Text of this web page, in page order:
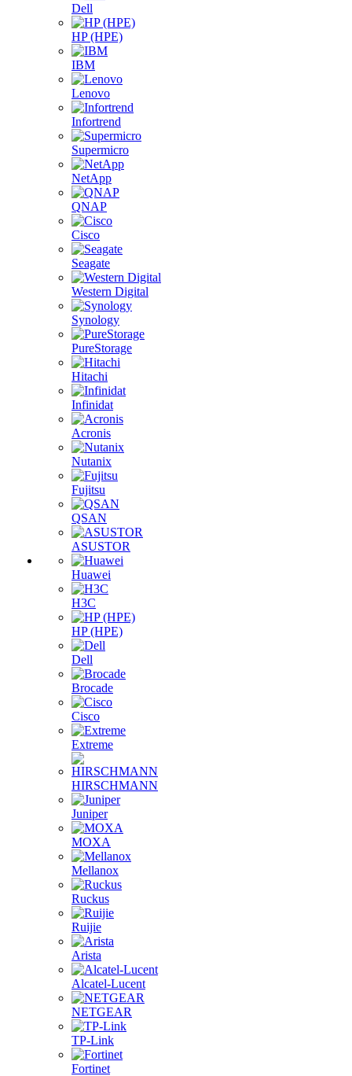
Dell
HP (HPE)
IBM
Lenovo
Infortrend
Supermicro
NetApp
QNAP
Cisco
Seagate
Western Digital
Synology
PureStorage
Hitachi
Infinidat
Acronis
Nutanix
Fujitsu
QSAN
ASUSTOR
Huawei
H3C
HP (HPE)
Dell
Brocade
Cisco
Extreme
HIRSCHMANN
Juniper
MOXA
Mellanox
Ruckus
Ruijie
Arista
Alcatel-Lucent
NETGEAR
TP-Link
Fortinet